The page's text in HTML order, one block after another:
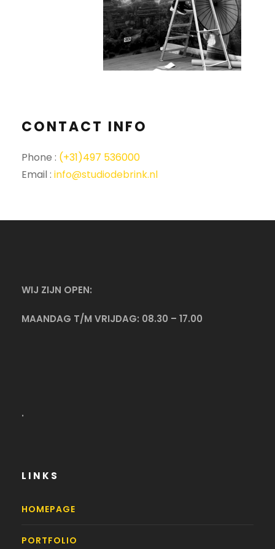
CONTACT INFO
Phone : (+31)497 536000
Email : info@studiodebrink.nl
WIJ ZIJN OPEN:
MAANDAG T/M VRIJDAG: 08.30 – 17.00
.
LINKS
HOMEPAGE
PORTFOLIO